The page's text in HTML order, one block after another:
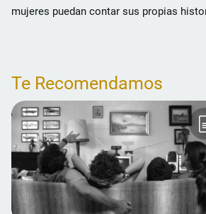
mujeres puedan contar sus propias
Te Recomendamos